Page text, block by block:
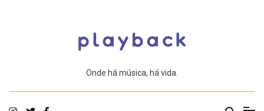
Onde há música, há vida.